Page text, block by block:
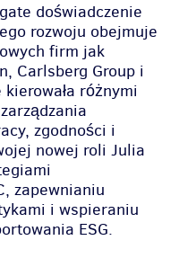
doświadczenie
rozwoju obejmuje
firm jak
Carlsberg Group i
różnymi
zgodności i
nowej roli Julia
zapewnianiu
i wspieraniu
ESG.